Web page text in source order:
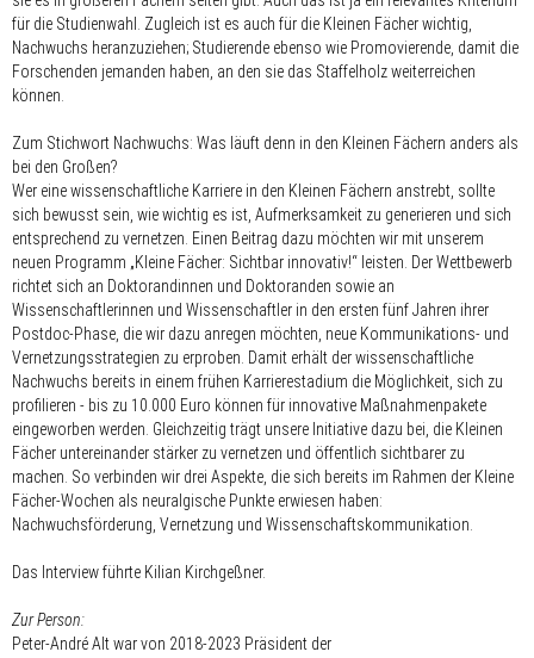
für die Studienwahl. Zugleich ist es auch für die Kleinen Fächer wichtig,
Nachwuchs heranzuziehen; Studierende ebenso wie Promovierende, damit die
Forschenden jemanden haben, an den sie das Staffelholz weiterreichen
können.
Zum Stichwort Nachwuchs: Was läuft denn in den Kleinen Fächern anders als
bei den Großen?
Wer eine wissenschaftliche Karriere in den Kleinen Fächern anstrebt, sollte
sich bewusst sein, wie wichtig es ist, Aufmerksamkeit zu generieren und sich
entsprechend zu vernetzen. Einen Beitrag dazu möchten wir mit unserem
neuen Programm „Kleine Fächer: Sichtbar innovativ!“ leisten. Der Wettbewerb
richtet sich an Doktorandinnen und Doktoranden sowie an
Wissenschaftlerinnen und Wissenschaftler in den ersten fünf Jahren ihrer
Postdoc-Phase, die wir dazu anregen möchten, neue Kommunikations- und
Vernetzungsstrategien zu erproben. Damit erhält der wissenschaftliche
Nachwuchs bereits in einem frühen Karrierestadium die Möglichkeit, sich zu
profilieren - bis zu 10.000 Euro können für innovative Maßnahmenpakete
eingeworben werden. Gleichzeitig trägt unsere Initiative dazu bei, die Kleinen
Fächer untereinander stärker zu vernetzen und öffentlich sichtbarer zu
machen. So verbinden wir drei Aspekte, die sich bereits im Rahmen der Kleine
Fächer-Wochen als neuralgische Punkte erwiesen haben:
Nachwuchsförderung, Vernetzung und Wissenschaftskommunikation.
Das Interview führte Kilian Kirchgeßner.
Zur Person:
Peter-André Alt war von 2018-2023 Präsident der